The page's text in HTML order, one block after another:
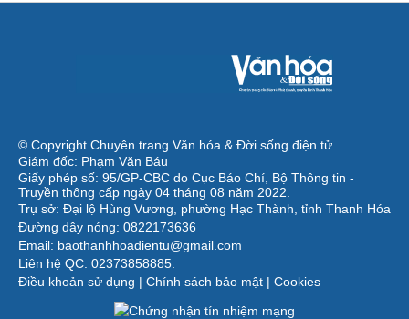
© Copyright Chuyên trang Văn hóa & Đời sống điện tử.
Giám đốc: Phạm Văn Báu
Giấy phép số: 95/GP-CBC do Cục Báo Chí, Bộ Thông tin -
Truyền thông cấp ngày 04 tháng 08 năm 2022.
Trụ sở: Đại lộ Hùng Vương, phường Hạc Thành, tỉnh Thanh Hóa
Đường dây nóng: 0822173636
Email: baothanhhoadientu@gmail.com
Liên hệ QC: 02373858885.
Điều khoản sử dụng | Chính sách bảo mật | Cookies